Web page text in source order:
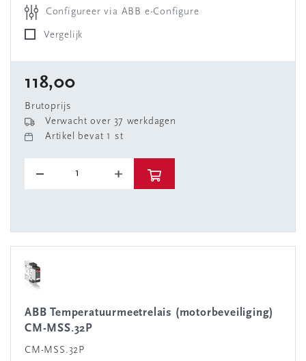
Configureer via ABB e-Configure
Vergelijk
118,00
Brutoprijs
Verwacht over 37 werkdagen
Artikel bevat 1 st
ABB Temperatuurmeetrelais (motorbeveiliging)
CM-MSS.32P
CM-MSS.32P